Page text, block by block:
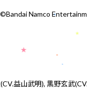
Namco
益山武明), 黒野玄武